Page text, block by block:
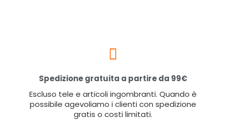
Spedizione gratuita a partire da 99€
Escluso tele e articoli ingombranti. Quando è
possibile agevoliamo i clienti con spedizione
gratis o costi limitati.